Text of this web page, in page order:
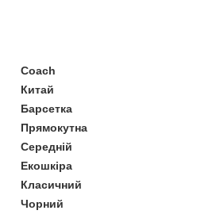
Coach
Китай
Барсетка
Прямокутна
Середній
Екошкіра
Класичний
Чорний